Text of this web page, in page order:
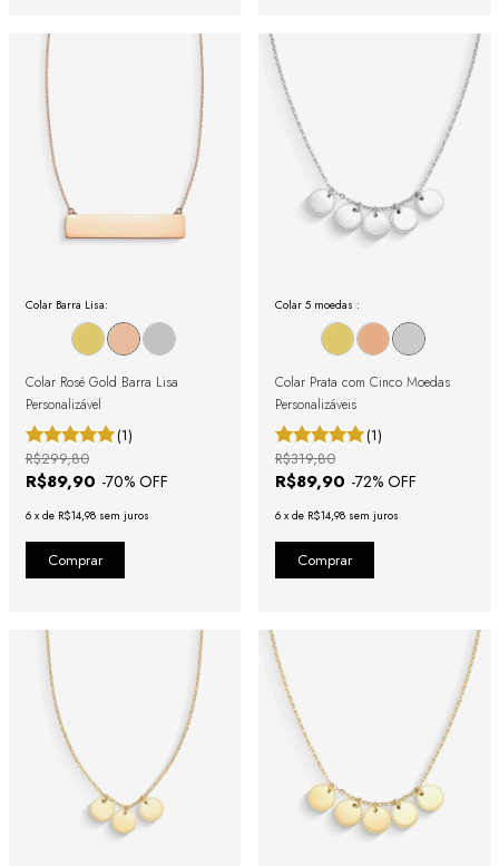
Colar Barra Lisa:
Colar Rosé Gold Barra Lisa
Personalizável
(1)
R$89,90 -70% OFF
R$299,80
6 x de R$14,98 sem juros
Colar 5 moedas :
Colar Prata com Cinco Moedas
Personalizáveis
(1)
R$89,90 -72% OFF
R$319,80
6 x de R$14,98 sem juros